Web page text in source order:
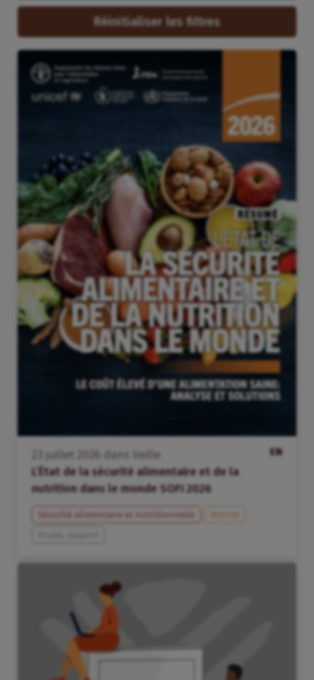
Réinitialiser les filtres
EN
juillet dans
Veille
L’État de la sécurité alimentaire et de la
nutrition dans le monde SOFI 2026
Sécurité alimentaire et nutritionnelle
Monde